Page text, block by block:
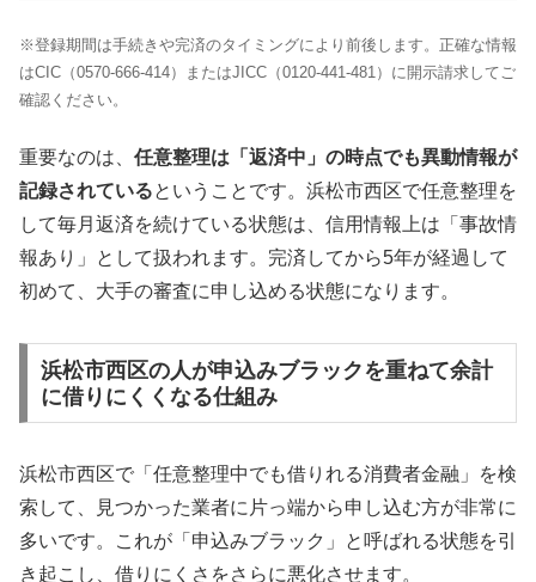
※登録期間は手続きや完済のタイミングにより前後します。正確な情報
はCIC（0570-666-414）またはJICC（0120-441-481）に開示請求してご
確認ください。
重要なのは、 任意整理は「返済中」の時点でも異動情報が
記録されているということです。浜松市西区で任意整理を
して毎月返済を続けている状態は、信用情報上は「事故情
報あり」として扱われます。完済してから5年が経過して
初めて、大手の審査に申し込める状態になります。
浜松市西区の人が申込みブラックを重ねて余計
に借りにくくなる仕組み
浜松市西区で「任意整理中でも借りれる消費者金融」を検
索して、見つかった業者に片っ端から申し込む方が非常に
多いです。これが「申込みブラック」と呼ばれる状態を引
き起こし、借りにくさをさらに悪化させます。